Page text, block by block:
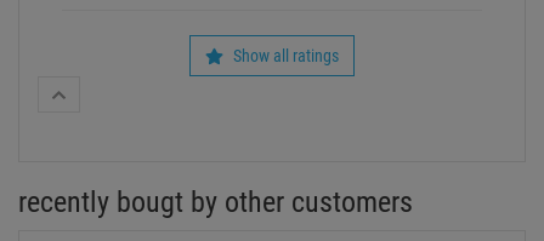
Show all ratings
recently bougt by other customers